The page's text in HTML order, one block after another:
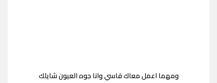
ومهما اعمل معاك قاسي وانا جوه العيون شايلك